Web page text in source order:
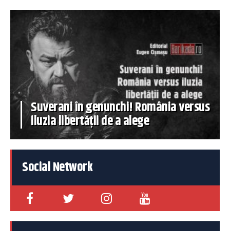
Suverani în genunchi! România versus
iluzia libertății de a alege
Social Network